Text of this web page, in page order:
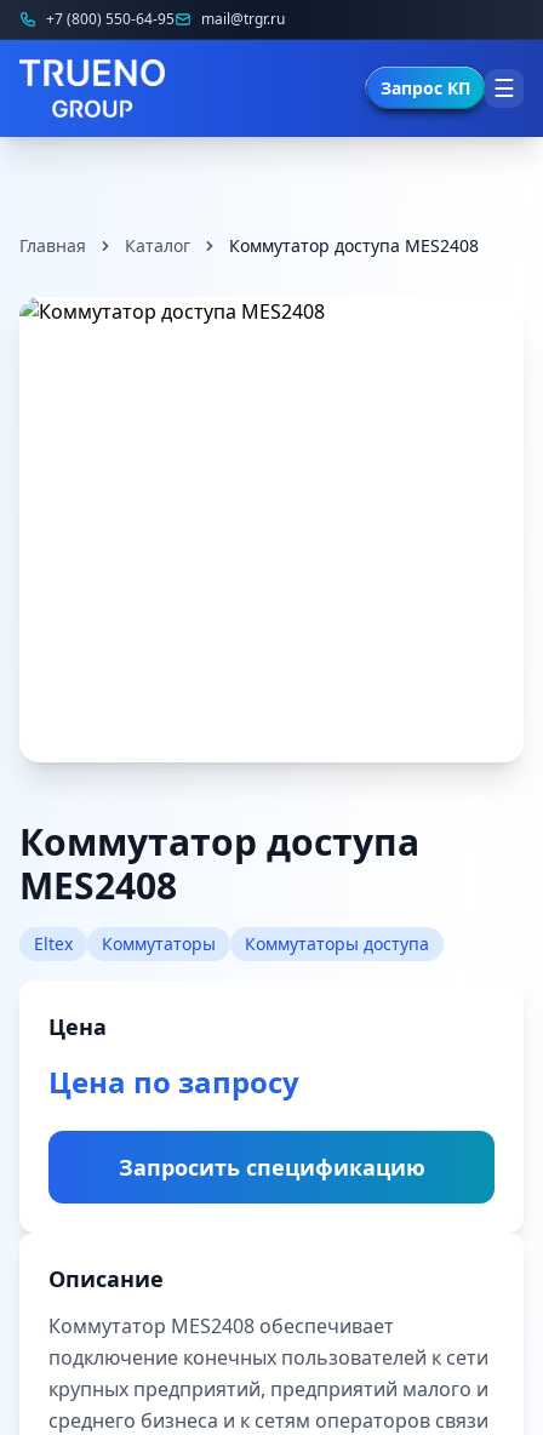
+7 (800) 550-64-95 mail@trgr.ru
Запрос КП ☰
Главная Каталог Коммутатор доступа MES2408
Коммутатор доступа
MES2408
Eltex Коммутаторы Коммутаторы доступа
Цена
Цена по запросу
Запросить спецификацию
Описание
Коммутатор MES2408 обеспечивает
подключение конечных пользователей к сети
крупных предприятий, предприятий малого и
среднего бизнеса и к сетям операторов связи